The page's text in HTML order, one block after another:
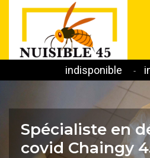
indisponible -
Spécialiste en
covid Chaingy